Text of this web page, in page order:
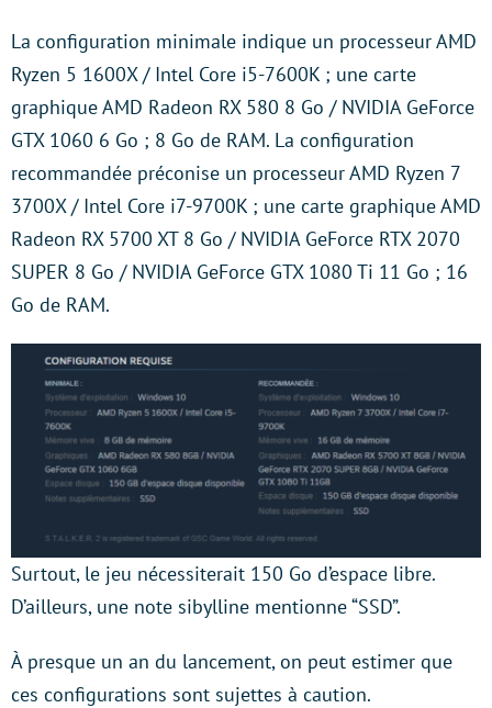
La configuration minimale indique un processeur AMD
Ryzen 5 1600X / Intel Core i5-7600K ; une carte
graphique AMD Radeon RX 580 8 Go / NVIDIA GeForce
GTX 1060 6 Go ; 8 Go de RAM. La configuration
recommandée préconise un processeur AMD Ryzen 7
3700X / Intel Core i7-9700K ; une carte graphique AMD
Radeon RX 5700 XT 8 Go / NVIDIA GeForce RTX 2070
SUPER 8 Go / NVIDIA GeForce GTX 1080 Ti 11 Go ; 16
Go de RAM.
Surtout, le jeu nécessiterait 150 Go d’espace libre.
D’ailleurs, une note sibylline mentionne “SSD”.
À presque un an du lancement, on peut estimer que
ces configurations sont sujettes à caution.